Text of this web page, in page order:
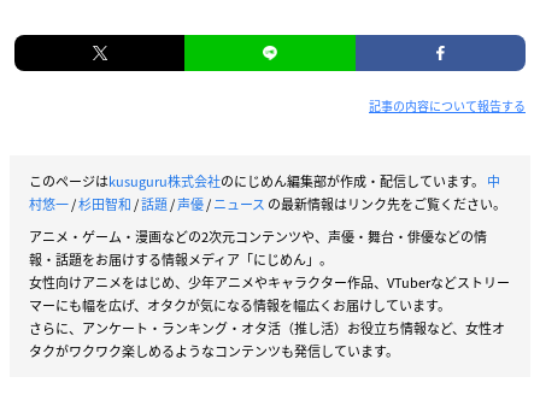
記事の内容について報告する
このページはkusuguru株式会社のにじめん編集部が作成・配信しています。 中
村悠一/杉田智和/話題/声優/ニュース の最新情報はリンク先をご覧ください。
アニメ・ゲーム・漫画などの2次元コンテンツや、声優・舞台・俳優などの情
報・話題をお届けする情報メディア「にじめん」。
女性向けアニメをはじめ、少年アニメやキャラクター作品、VTuberなどストリー
マーにも幅を広げ、オタクが気になる情報を幅広くお届けしています。
さらに、アンケート・ランキング・オタ活（推し活）お役立ち情報など、女性オ
タクがワクワク楽しめるようなコンテンツも発信しています。